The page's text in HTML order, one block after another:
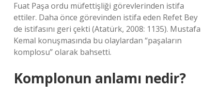
Fuat Paşa ordu müfettişliği görevlerinden istifa
ettiler. Daha önce görevinden istifa eden Refet Bey
de istifasını geri çekti (Atatürk, 2008: 1135). Mustafa
Kemal konuşmasında bu olaylardan “paşaların
komplosu” olarak bahsetti.
Komplonun anlamı nedir?